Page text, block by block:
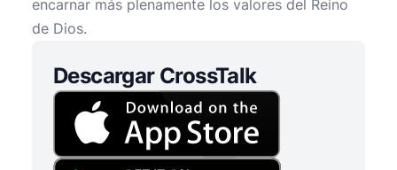
encarnar más plenamente los valores del Reino
de Dios.
Descargar CrossTalk